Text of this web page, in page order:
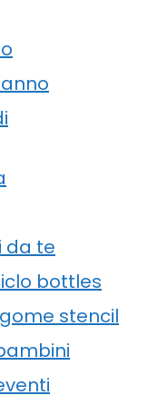
da te
bottles
stencil